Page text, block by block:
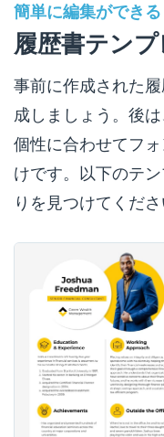
簡単に編集ができる
履歴書テンプ
事前に作成された
成しましょう。後
個性に合わせてフ
けです。以下のテ
りを見つけてくださ